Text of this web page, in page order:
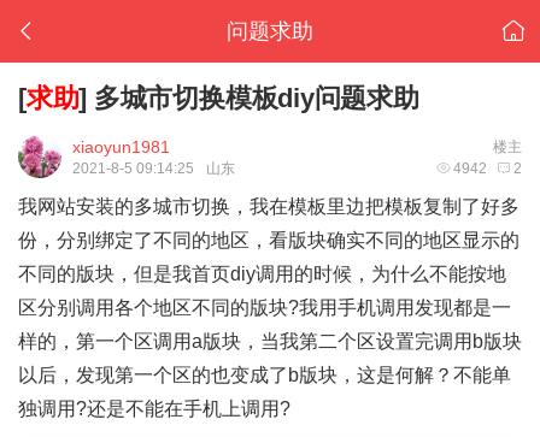
问题求助
[求助] 多城市切换模板diy问题求助
楼主
xiaoyun1981
4942 2
2021-8-5 09:14:25 山东
我网站安装的多城市切换，我在模板里边把模板复制了好多
份，分别绑定了不同的地区，看版块确实不同的地区显示的
不同的版块，但是我首页diy调用的时候，为什么不能按地
区分别调用各个地区不同的版块?我用手机调用发现都是一
样的，第一个区调用a版块，当我第二个区设置完调用b版块
以后，发现第一个区的也变成了b版块，这是何解？不能单
独调用?还是不能在手机上调用?